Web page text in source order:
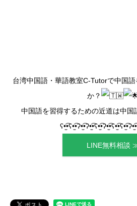
台湾中国語・華語教室C-Tutorで中国
か？
中国語を習得するための近道は中国
LINE無料相談